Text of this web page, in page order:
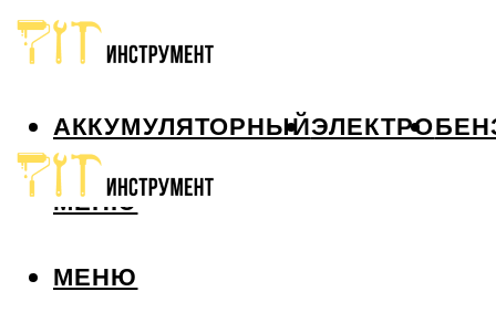
АККУМУЛЯТОРНЫЙЭЛЕКТРО
МЕНЮ
МЕНЮ